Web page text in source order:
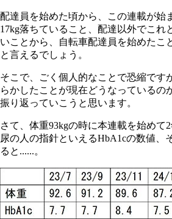
配達員を始めた頃から、この連載が始
17kg落ちていること、配達以外でこれ
いことから、自転車配達員を始めたこ
と言えるでしょう。
そこで、ごく個人的なことで恐縮です
らかしたことが現在どうなっているの
振り返っていこうと思います。
さて、体重93kgの時に本連載を始めて
尿の人の指針といえるHbA1cの数値、
ると......。